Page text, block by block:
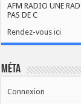
AFM RADIO UNE
PAS DE C
Rendez-vous ici
Méta
Connexion